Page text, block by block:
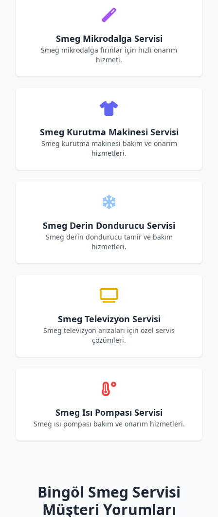
Smeg Mikrodalga Servisi
Smeg mikrodalga fırınlar için hızlı onarım
hizmeti.
Smeg Kurutma Makinesi Servisi
Smeg kurutma makinesi bakım ve onarım
hizmetleri.
Smeg Derin Dondurucu Servisi
Smeg derin dondurucu tamir ve bakım
hizmetleri.
Smeg Televizyon Servisi
Smeg televizyon arızaları için özel servis
çözümleri.
Smeg Isı Pompası Servisi
Smeg ısı pompası bakım ve onarım hizmetleri.
Bingöl Smeg Servisi
Müşteri Yorumları